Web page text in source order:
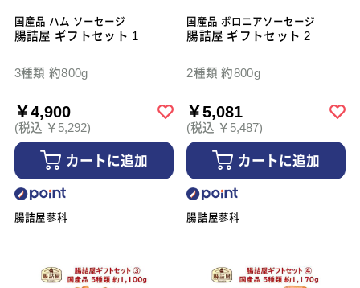
国産品 ハム ソーセージ
腸詰屋 ギフトセット 1
3種類 約800g
￥4,900
(税込 ￥5,292)
カートに追加
腸詰屋蓼科
国産品 ボロニアソーセージ
腸詰屋 ギフトセット 2
2種類 約800g
￥5,081
(税込 ￥5,487)
カートに追加
腸詰屋蓼科